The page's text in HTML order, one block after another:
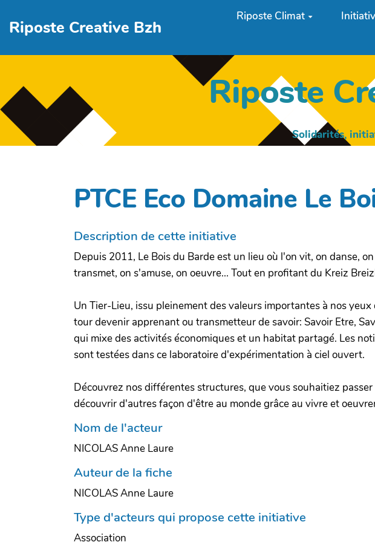
Riposte Creative Bzh
Riposte Climat
Riposte
Solidarités,
PTCE Eco Domaine Le
Description de cette initiative
Depuis 2011, Le Bois du Barde est un lieu où l'on vit, on danse,
transmet, on s'amuse, on oeuvre... Tout en profitant du Kreiz
Un Tier-Lieu, issu pleinement des valeurs importantes à nos
tour devenir apprenant ou transmetteur de savoir: Savoir Etre,
qui mixe des activités économiques et un habitat partagé. Les
sont testées dans ce laboratoire d'expérimentation à ciel ouvert.
Découvrez nos différentes structures, que vous souhaitiez
découvrir d'autres façon d'être au monde grâce au vivre et
Nom de l'acteur
NICOLAS Anne Laure
Auteur de la fiche
NICOLAS Anne Laure
Type d'acteurs qui propose cette initiative
Association